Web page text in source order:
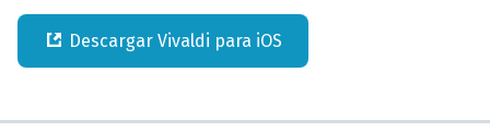
Descargar Vivaldi para iOS